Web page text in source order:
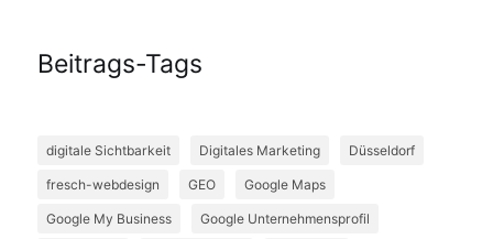
Beitrags-Tags
digitale Sichtbarkeit Digitales Marketing Düsseldorf
fresch-webdesign GEO Google Maps
Google My Business Google Unternehmensprofil